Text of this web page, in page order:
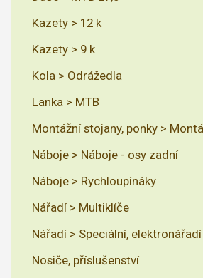
Kazety > 12 k
Kazety > 9 k
Kola > Odrážedla
Lanka > MTB
Montážní stojany, ponky >
Náboje > Náboje - osy zadní
Náboje > Rychloupínáky
Nářadí > Multiklíče
Nářadí > Speciální, elektronářadí
Nosiče, příslušenství